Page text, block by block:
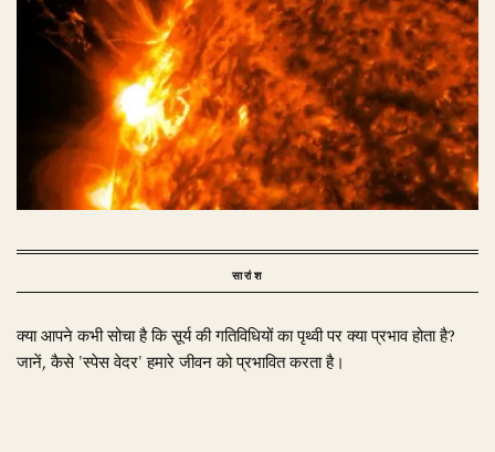
सारांश
क्या आपने कभी सोचा है कि सूर्य की गतिविधियों का पृथ्वी पर क्या प्रभाव होता है?
जानें, कैसे 'स्पेस वेदर' हमारे जीवन को प्रभावित करता है।